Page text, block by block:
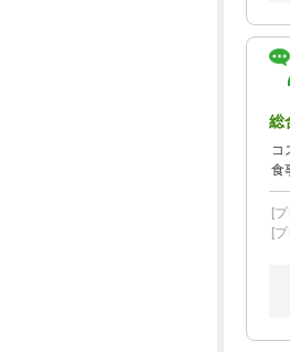
総
コ
食
[
[